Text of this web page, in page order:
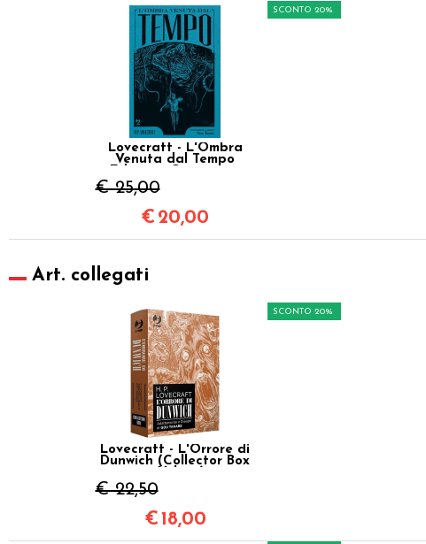
Lovecraft - L'Ombra
Venuta dal Tempo
Speciale
€ 25,00
SCONTO 20%
€ 20,00
Art. collegati
Lovecraft - L'Orrore di
Dunwich (Collector Box
€ 22,50
SCONTO 20%
€ 18,00